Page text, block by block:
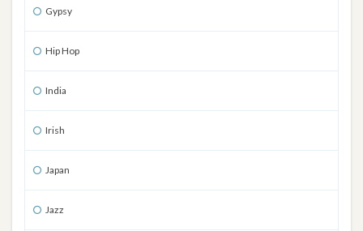
Gypsy
Hip Hop
India
Irish
Japan
Jazz